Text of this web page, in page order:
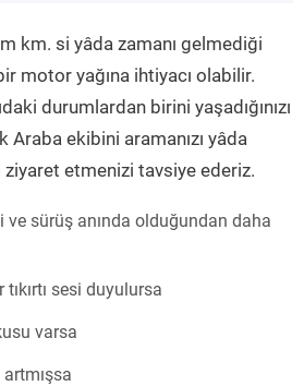
km. si yâda zamanı gelmediği
motor yağına ihtiyacı olabilir.
durumlardan birini yaşadığınızı
Araba ekibini aramanızı yâda
etmenizi tavsiye ederiz.
ve sürüş anında olduğundan daha
sesi duyulursa
varsa
artmışsa